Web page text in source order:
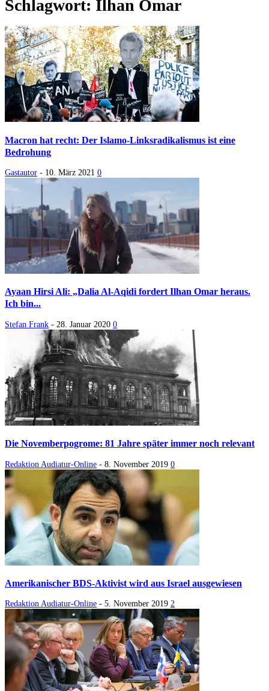
Schlagwort: Ilhan Omar
Macron hat recht: Der Islamo-Linksradikalismus ist eine
Bedrohung
Gastautor - 10. März 2021 0
Ayaan Hirsi Ali: „Dalia Al-Aqidi fordert Ilhan Omar heraus.
Ich bin...
Stefan Frank - 28. Januar 2020 0
Die Novemberpogrome: 81 Jahre später immer noch relevant
Redaktion Audiatur-Online - 8. November 2019 0
Amerikanischer BDS-Aktivist wird aus Israel ausgewiesen
Redaktion Audiatur-Online - 5. November 2019 2